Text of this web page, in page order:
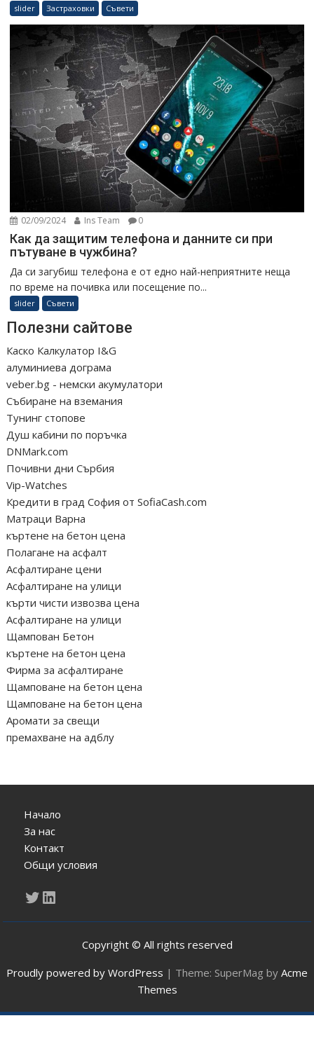
slider Застраховки Съвети
02/09/2024 Ins Team 0
Как да защитим телефона и данните си при
пътуване в чужбина?
Да си загубиш телефона е от едно най-неприятните неща
по време на почивка или посещение по...
slider Съвети
Полезни сайтове
Каско Калкулатор I&G
алуминиева дограма
veber.bg - немски акумулатори
Събиране на вземания
Тунинг стопове
Душ кабини по поръчка
DNMark.com
Почивни дни Сърбия
Vip-Watches
Кредити в град София от SofiaCash.com
Матраци Варна
къртене на бетон цена
Полагане на асфалт
Асфалтиране цени
Асфалтиране на улици
кърти чисти извозва цена
Асфалтиране на улици
Щампован Бетон
къртене на бетон цена
Фирма за асфалтиране
Щамповане на бетон цена
Щамповане на бетон цена
Аромати за свещи
премахване на адблу
Начало
За нас
Контакт
Общи условия
Twitter
LinkedIn
Copyright © All rights reserved
Proudly powered by WordPress | Theme: SuperMag by Acme
Themes